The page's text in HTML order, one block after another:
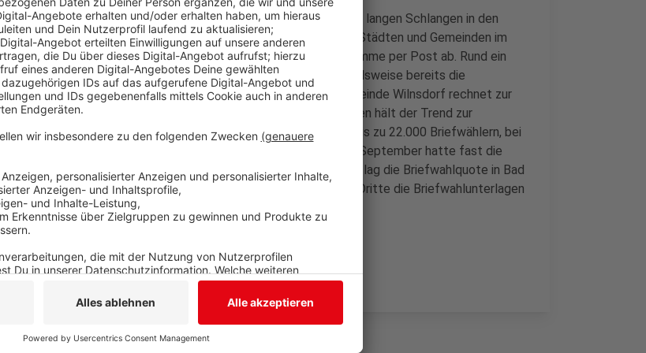
Am 15. Mai wird in NRW eine neue Landesregierung gewählt. Nach langen Schlangen in den
Wahllokalen sieht es hier bei uns aktuell aber nicht aus. Laut den Städten und Gemeinden im
Kreis geben immer mehr Siegerländer und Wittgensteiner ihre Stimme per Post ab. Rund ein
Viertel der Wahlberechtigten in Kreuztal und Netphen hat beispielsweise bereits die
Briefwahlunterlagen für die anstehende Wahl beantragt. Die Gemeinde Wilnsdorf rechnet zur
Landtagswahl mit insgesamt 5.000 Briefwählern und auch in Siegen hält der Trend zur
Briefwahl ungebrochen an. Laut Stadtverwaltung gehe man von bis zu 22.000 Briefwählern, bei
gut 74.000 Wahlberechtigten aus. Schon zur Bundestagswahl im September hatte fast die
Hälfte der Siegener auf dem Postweg abgestimmt. Ähnlich hoch lag die Briefwahlquote in Bad
Berleburg. Für die Landtagswahl hat dort schon jetzt etwa jeder Dritte die Briefwahlunterlagen
beantragt.